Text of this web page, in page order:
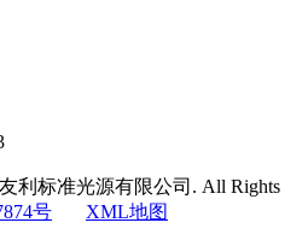
利标准光源有限公司. All Rights
号 XML地图